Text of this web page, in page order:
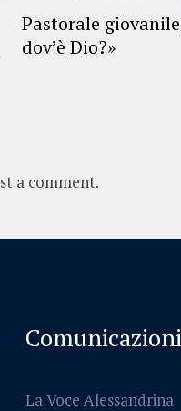
Pastorale
dov’è Dio?»
a comment.
Comunicazioni
La Voce Alessandrina